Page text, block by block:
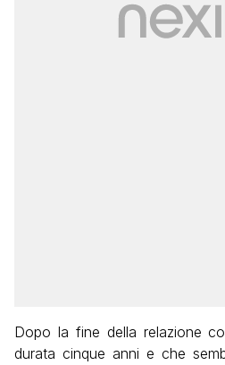
Dopo la fine della relazione
durata cinque anni e che